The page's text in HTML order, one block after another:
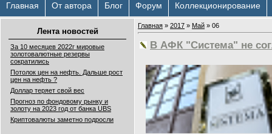
Главная От автора Блог Форум Коллекционирование
Лента новостей
За 10 месяцев 2022г мировые
золотовалютные резервы
сократились
Потолок цен на нефть. Дальше рост
цен на нефть ?
Доллар теряет свой вес
Прогноз по фондовому рынку и
золоту на 2023 год от банка UBS
Криптовалюты заметно подросли
Главная » 2017 » Май » 06
В АФК "Система" не